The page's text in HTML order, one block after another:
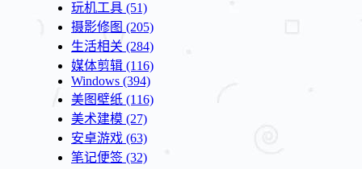
玩机工具 (51)
摄影修图 (205)
生活相关 (284)
媒体剪辑 (116)
Windows (394)
美图壁纸 (116)
美术建模 (27)
安卓游戏 (63)
笔记便签 (32)